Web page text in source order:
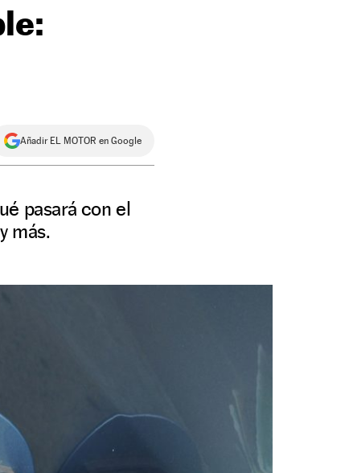
Añadir EL MOTOR en Google
pasará con el
más.